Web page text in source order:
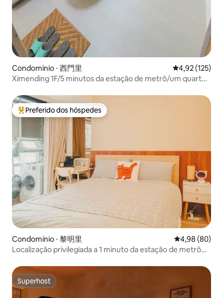
Condomínio ⋅ 西門里 4,92 de uma
4,92 (125)
Ximending 1F/5 minutos da estação de metrô/um quarto
Entre os melhores preferidos dos hóspedes
Preferido dos hóspedes
Condomínio ⋅ 黎明里 4,98 de uma
4,98 (80)
Localização privilegiada a 1 minuto da estação de metrô
edifício com elevador
Superhost
Superhost